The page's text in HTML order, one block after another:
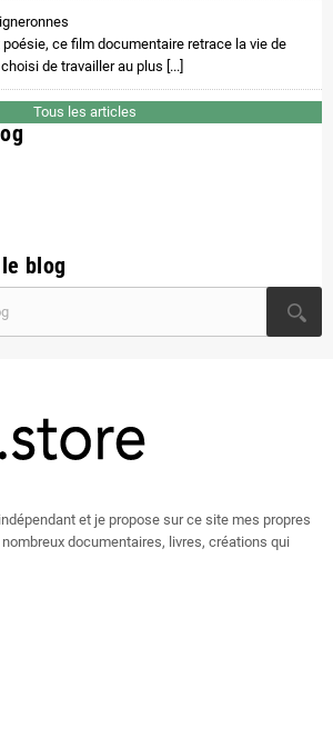
poésie, ce film documentaire retrace la vie de
de travailler au plus [...]
Tous les articles
blog
et je propose sur ce site mes propres
documentaires, livres, créations qui